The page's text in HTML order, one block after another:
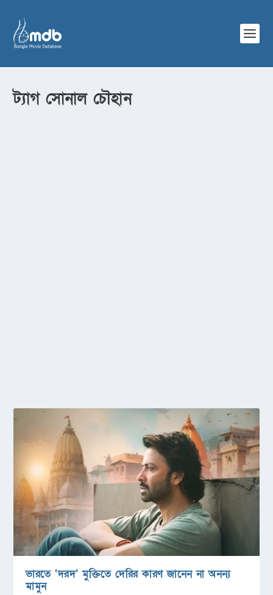
ট্যাগ সোনাল চৌহান
ভারতে ‘দরদ’ মুক্তিতে দেরির কারণ জানেন না অনন্য
মামুন